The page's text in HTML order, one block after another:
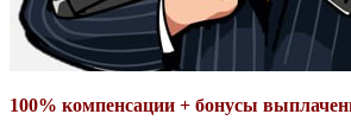
100% компенсации + бонусы